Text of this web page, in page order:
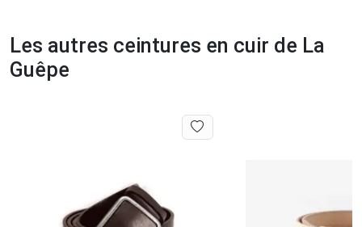
Les autres ceintures en cuir de La
Guêpe